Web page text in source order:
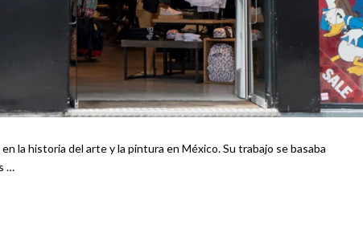
arte y la pintura en México. Su trabajo se basaba
…